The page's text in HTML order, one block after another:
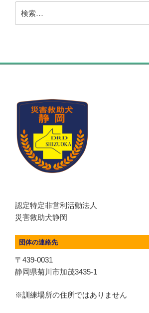
索:
認定特定非営利活動法人
災害救助犬静岡
団体の連絡先
〒439-0031
静岡県菊川市加茂3435-1
※訓練場所の住所ではありません